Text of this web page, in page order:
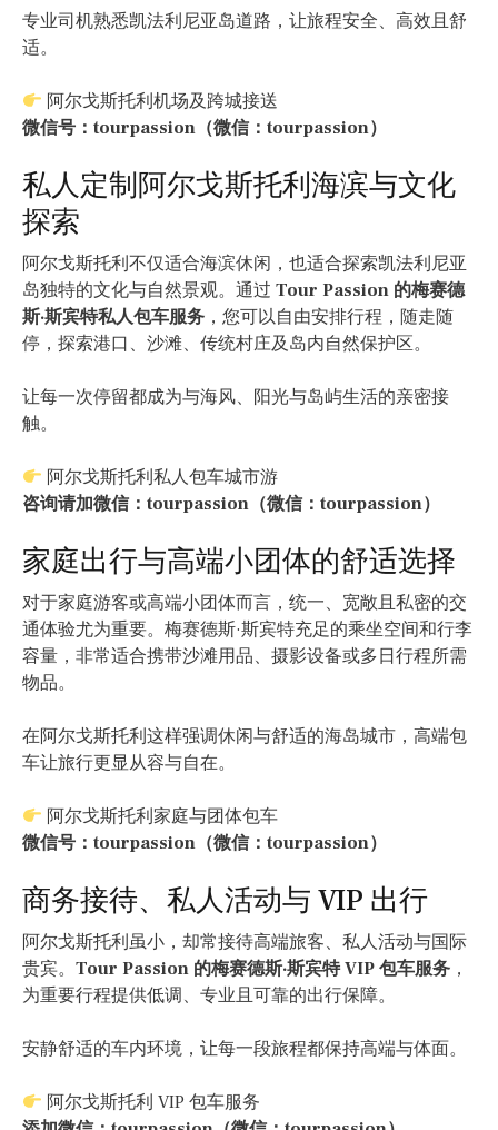
专业司机熟悉凯法利尼亚岛道路，让旅程安全、高效且舒
适。
阿尔戈斯托利机场及跨城接送
微信号：tourpassion（微信：tourpassion）
私人定制阿尔戈斯托利海滨与文化
探索
阿尔戈斯托利不仅适合海滨休闲，也适合探索凯法利尼亚
岛独特的文化与自然景观。通过 Tour Passion 的梅赛德
斯·斯宾特私人包车服务 ，您可以自由安排行程，随走随
停，探索港口、沙滩、传统村庄及岛内自然保护区。
让每一次停留都成为与海风、阳光与岛屿生活的亲密接
触。
阿尔戈斯托利私人包车城市游
咨询请加微信：tourpassion（微信：tourpassion）
家庭出行与高端小团体的舒适选择
对于家庭游客或高端小团体而言，统一、宽敞且私密的交
通体验尤为重要。梅赛德斯·斯宾特充足的乘坐空间和行李
容量，非常适合携带沙滩用品、摄影设备或多日行程所需
物品。
在阿尔戈斯托利这样强调休闲与舒适的海岛城市，高端包
车让旅行更显从容与自在。
阿尔戈斯托利家庭与团体包车
微信号：tourpassion（微信：tourpassion）
商务接待、私人活动与 VIP 出行
阿尔戈斯托利虽小，却常接待高端旅客、私人活动与国际
贵宾。 Tour Passion 的梅赛德斯·斯宾特 VIP 包车服务 ，
为重要行程提供低调、专业且可靠的出行保障。
安静舒适的车内环境，让每一段旅程都保持高端与体面。
阿尔戈斯托利 VIP 包车服务